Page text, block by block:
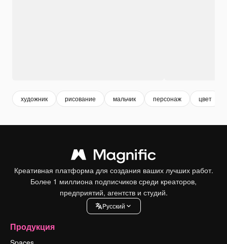
художник рисование мальчик персонаж цвет
Креативная платформа для создания ваших лучших работ.
Более 1 миллиона подписчиков среди креаторов,
предприятий, агентств и студий.
Pусский
Продукция